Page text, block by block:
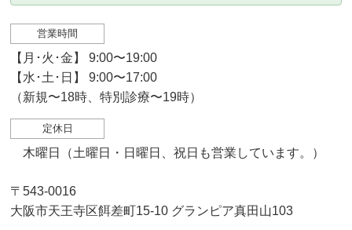
営業時間
【月･火･金】 9:00〜19:00
【水･土･日】 9:00〜17:00
（新規〜18時、特別診療〜19時）
定休日
木曜日（土曜日・日曜日、祝日も営業しています。）
〒543-0016
大阪市天王寺区餌差町15-10 グランピア真田山103